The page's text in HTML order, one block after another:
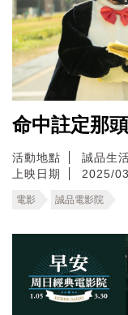
命中註定那
活動地點
誠品生
上映日期
2025/
電影 誠品電影院